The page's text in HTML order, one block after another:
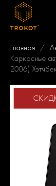
Главная
Каркасные
2006)